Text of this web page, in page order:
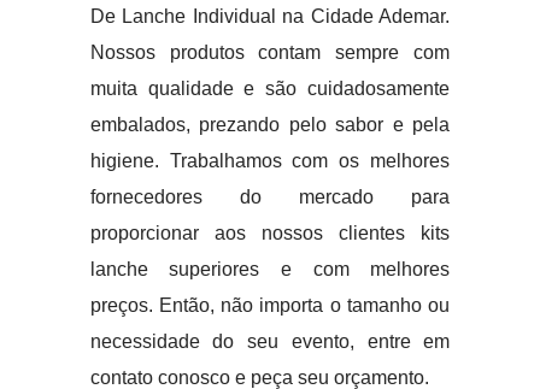
De Lanche Individual na Cidade Ademar.
Nossos produtos contam sempre com
muita qualidade e são cuidadosamente
embalados, prezando pelo sabor e pela
higiene. Trabalhamos com os melhores
fornecedores do mercado para
proporcionar aos nossos clientes kits
lanche superiores e com melhores
preços. Então, não importa o tamanho ou
necessidade do seu evento, entre em
contato conosco e peça seu orçamento.